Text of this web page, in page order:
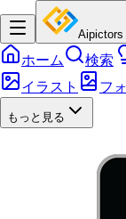
Aipictors
ホーム 検索
イラスト
フ
もっと見る